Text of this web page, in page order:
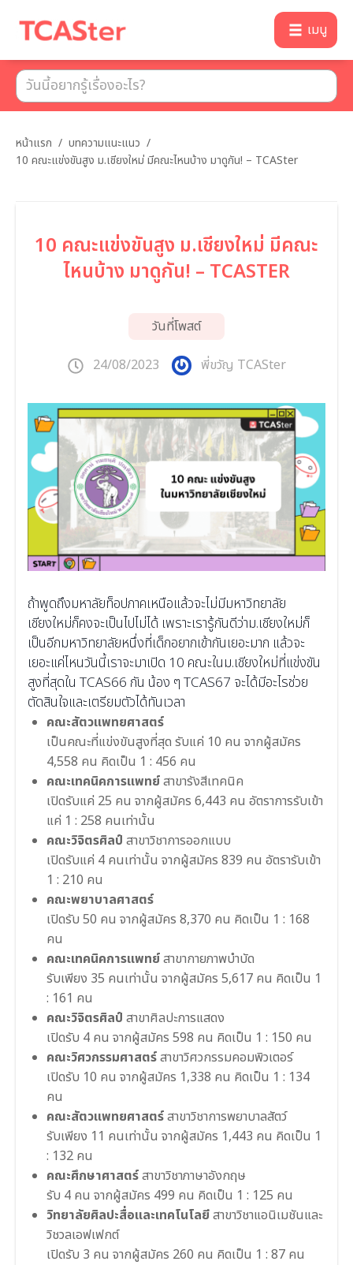
เมนู
หน้าแรก / บทความแนะแนว /
10 คณะแข่งขันสูง ม.เชียงใหม่ มีคณะไหนบ้าง มาดูกัน! – TCASter
10 คณะแข่งขันสูง ม.เชียงใหม่ มีคณะ
ไหนบ้าง มาดูกัน! – TCASTER
วันที่โพสต์
24/08/2023 พี่ขวัญ TCASter
ถ้าพูดถึงมหาลัยท็อปภาคเหนือแล้วจะไม่มีมหาวิทยาลัย
เชียงใหม่ก็คงจะเป็นไปไม่ได้ เพราะเรารู้กันดีว่าม.เชียงใหม่ก็
เป็นอีกมหาวิทยาลัยหนึ่งที่เด็กอยากเข้ากันเยอะมาก แล้วจะ
เยอะแค่ไหนวันนี้เราจะมาเปิด 10 คณะในม.เชียงใหม่ที่แข่งขัน
สูงที่สุดใน TCAS66 กัน น้อง ๆ TCAS67 จะได้มีอะไรช่วย
ตัดสินใจและเตรียมตัวได้ทันเวลา
คณะสัตวแพทยศาสตร์
เป็นคณะที่แข่งขันสูงที่สุด รับแค่ 10 คน จากผู้สมัคร
4,558 คน คิดเป็น 1 : 456 คน
คณะเทคนิคการแพทย์สาขารังสีเทคนิค
เปิดรับแค่ 25 คน จากผู้สมัคร 6,443 คน อัตราการรับเข้า
แค่ 1 : 258 คนเท่านั้น
คณะวิจิตรศิลป์ สาขาวิชาการออกแบบ
เปิดรับแค่ 4 คนเท่านั้น จากผู้สมัคร 839 คน อัตรารับเข้า
1 : 210 คน
คณะพยาบาลศาสตร์
เปิดรับ 50 คน จากผู้สมัคร 8,370 คน คิดเป็น 1 : 168
คน
คณะเทคนิคการแพทย์สาขากายภาพบำบัด
รับเพียง 35 คนเท่านั้น จากผู้สมัคร 5,617 คน คิดเป็น 1
: 161 คน
คณะวิจิตรศิลป์ สาขาศิลปะการแสดง
เปิดรับ 4 คน จากผู้สมัคร 598 คน คิดเป็น 1 : 150 คน
คณะวิศวกรรมศาสตร์สาขาวิศวกรรมคอมพิวเตอร์
เปิดรับ 10 คน จากผู้สมัคร 1,338 คน คิดเป็น 1 : 134
คน
คณะสัตวแพทยศาสตร์สาขาวิชาการพยาบาลสัตว์
รับเพียง 11 คนเท่านั้น จากผู้สมัคร 1,443 คน คิดเป็น 1
: 132 คน
คณะศึกษาศาสตร์สาขาวิชาภาษาอังกฤษ
รับ 4 คน จากผู้สมัคร 499 คน คิดเป็น 1 : 125 คน
วิทยาลัยศิลปะสื่อและเทคโนโลยีสาขาวิชาแอนิเมชันและ
วิชวลเอฟเฟกต์
เปิดรับ 3 คน จากผู้สมัคร 260 คน คิดเป็น 1 : 87 คน